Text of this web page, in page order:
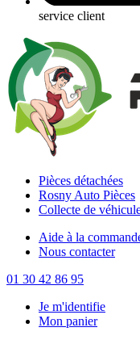
service client
Pièces détachées
Rosny Auto Pièces
Collecte de
Aide à la
Nous contacter
01 30 42 86 95
Je m'identifie
Mon panier